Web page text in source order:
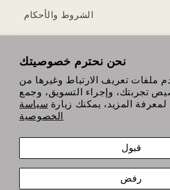
نحن نحترم خصوصيتك
ملفات تعريف الارتباط وغيرها من
تجربتك، وإجراء التسويق، وجمع
لمعرفة المزيد، يمكنك زيارة سياسة
الخصوصية
قبول
رفض
الشروط والأحكام
https://